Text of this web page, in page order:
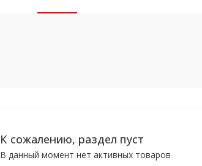
К сожалению, раздел пуст
В данный момент нет активных товаров